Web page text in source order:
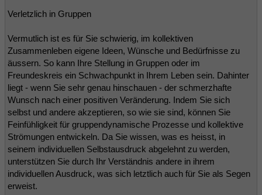
Verletzlich in Gruppen
Vermutlich ist es für Sie schwierig, im kollektiven
Zusammenleben eigene Ideen, Wünsche und Bedürfnisse zu
äussern. So kann Ihre Stellung in Gruppen oder im
Freundeskreis ein Schwachpunkt in Ihrem Leben sein. Dahinter
liegt - wenn Sie sehr genau hinschauen - der schmerzhafte
Wunsch nach einer positiven Veränderung. Indem Sie sich
selbst und andere akzeptieren, so wie sie sind, können Sie
Feinfühligkeit für gruppendynamische Prozesse und kollektive
Strömungen entwickeln. Da Sie wissen, was es heisst, in
seinem individuellen Selbstausdruck abgelehnt zu werden,
unterstützen Sie durch Ihr Verständnis andere in ihrem
individuellen Ausdruck, was sich letztlich auch für Sie als Segen
erweist.